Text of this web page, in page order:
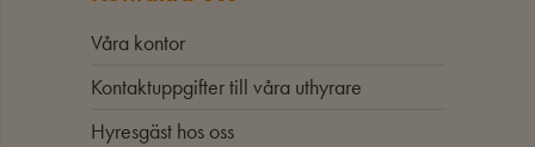
Våra kontor
Kontaktuppgifter till våra uthyrare
Hyresgäst hos oss